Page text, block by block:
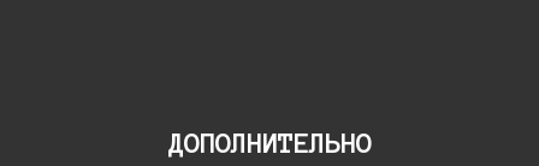
ДОПОЛНИТЕЛЬНО